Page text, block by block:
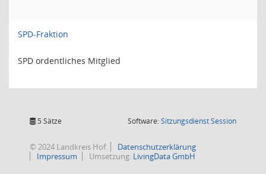
SPD-Fraktion
SPD ordentliches Mitglied
5 Sätze Software:SitzungsdienstSession(Wird in
© 2024 Landkreis Hof
Datenschutzerklärung
Impressum
Umsetzung: LivingData GmbH